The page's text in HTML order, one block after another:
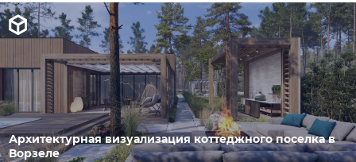
Архитектурная визуализация коттеджного поселка в
Ворзеле